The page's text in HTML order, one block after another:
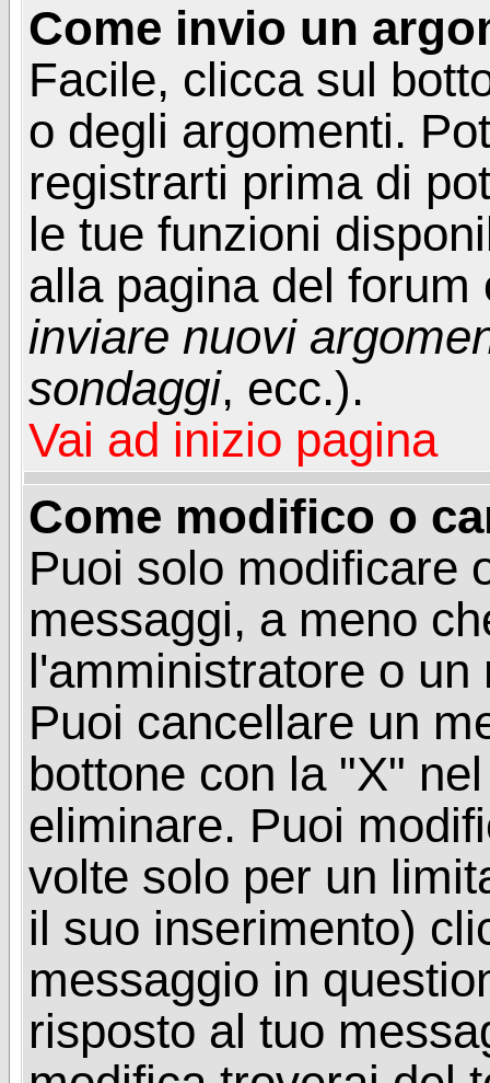
Come invio un
Facile, clicca sul
o degli argomenti.
registrarti prima di
le tue funzioni
alla pagina del
inviare nuovi
sondaggi, ecc.).
Vai ad inizio pagina
Come modifico o
Puoi solo modificare
messaggi, a meno
l'amministratore o
Puoi cancellare un
bottone con la "X"
eliminare. Puoi
volte solo per un
il suo inserimento)
messaggio in
risposto al tuo